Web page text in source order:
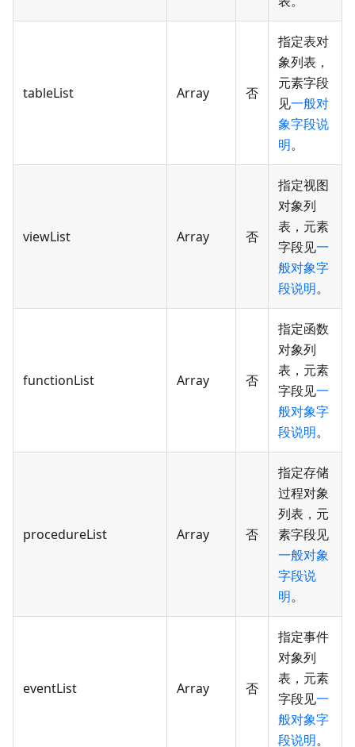
tableList Array 否
指定表对
象列表，
元素字段
见一般对
象字段说
明。
viewList Array 否
指定视图
对象列
表，元素
字段见一
般对象字
段说明。
functionList Array 否
指定函数
对象列
表，元素
字段见一
般对象字
段说明。
procedureList Array 否
指定存储
过程对象
列表，元
素字段见
一般对象
字段说
明。
eventList Array 否
指定事件
对象列
表，元素
字段见一
般对象字
段说明。